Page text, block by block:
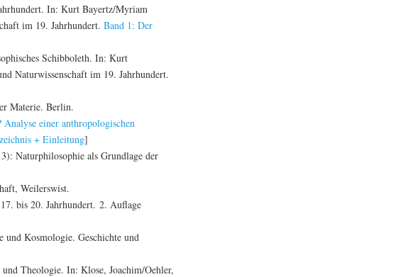
In: Kurt Bayertz/Myriam
im 19. Jahrhundert. Band 1: Der
Schibboleth. In: Kurt
Naturwissenschaft im 19. Jahrhundert.
Materie. Berlin.
einer anthropologischen
+ Einleitung]
Naturphilosophie als Grundlage der
Weilerswist.
bis 20. Jahrhundert. 2. Auflage
Kosmologie. Geschichte und
Theologie. In: Klose, Joachim/Oehler,